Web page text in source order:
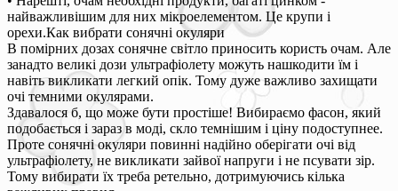
найважливішим для них мікроелементом. Це крупи і
орехи.Как вибрати сонячні окуляри
В помірних дозах сонячне світло приносить користь очам. Але
занадто великі дози ультрафіолету можуть нашкодити їм і
навіть викликати легкий опік. Тому дуже важливо захищати
очі темними окулярами.
Здавалося б, що може бути простіше! Вибираємо фасон, який
подобається і зараз в моді, скло темнішим і ціну подоступнее.
Проте сонячні окуляри повинні надійно оберігати очі від
ультрафіолету, не викликати зайвої напруги і не псувати зір.
Тому вибирати їх треба ретельно, дотримуючись кілька